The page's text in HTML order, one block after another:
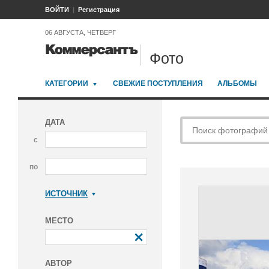
ВОЙТИ Регистрация
06 АВГУСТА, ЧЕТВЕРГ
Фото
КАТЕГОРИИ СВЕЖИЕ ПОСТУПЛЕНИЯ АЛЬБОМЫ
ДАТА
с
по
ИСТОЧНИК
МЕСТО
АВТОР